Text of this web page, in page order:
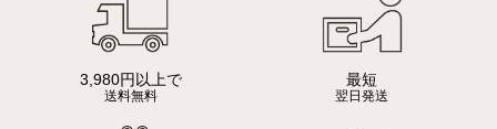
3,980円以上で
送料無料
最短
翌日発送